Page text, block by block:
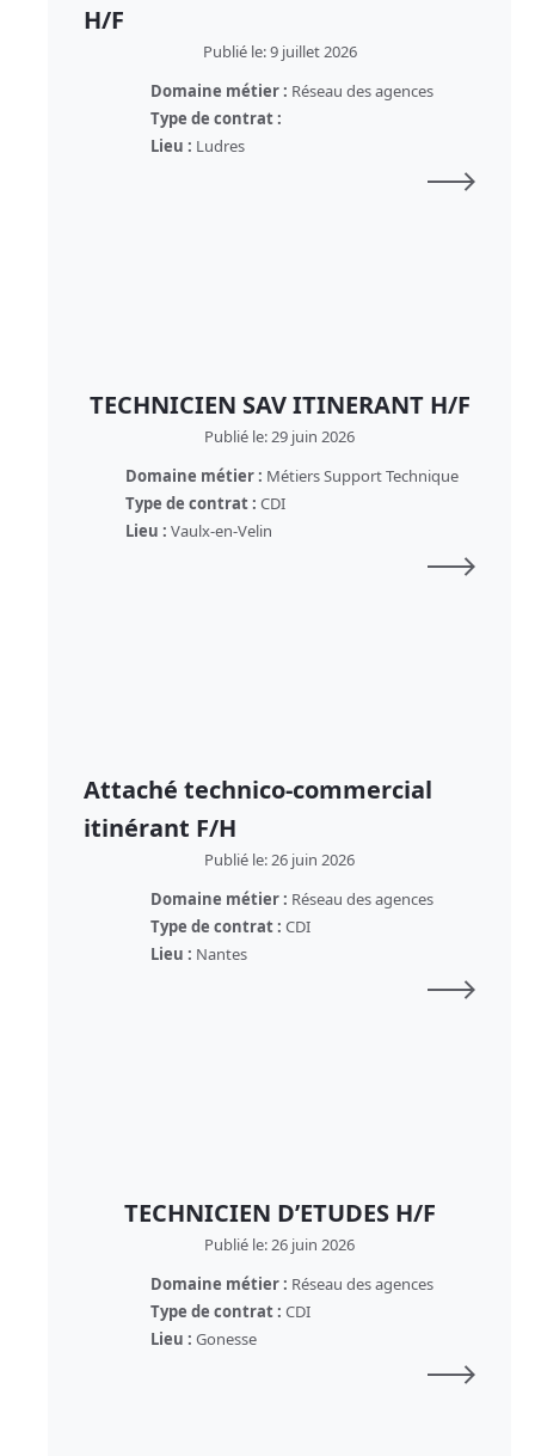
H/F
Publié le: 9 juillet 2026
Domaine métier : Réseau des agences
Type de contrat :
Lieu : Ludres
TECHNICIEN SAV ITINERANT H/F
Publié le: 29 juin 2026
Domaine métier : Métiers Support Technique
Type de contrat : CDI
Lieu : Vaulx-en-Velin
Attaché technico-commercial
itinérant F/H
Publié le: 26 juin 2026
Domaine métier : Réseau des agences
Type de contrat : CDI
Lieu : Nantes
TECHNICIEN D’ETUDES H/F
Publié le: 26 juin 2026
Domaine métier : Réseau des agences
Type de contrat : CDI
Lieu : Gonesse